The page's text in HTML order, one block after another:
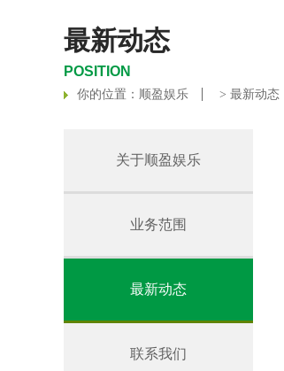
最新动态
POSITION
你的位置： 顺盈娱乐 > 最新动态
关于顺盈娱乐
业务范围
最新动态
联系我们